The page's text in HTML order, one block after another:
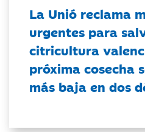
La Unió reclama
urgentes para
citricultura
próxima cosecha
más baja en dos